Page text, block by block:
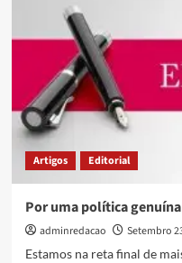
Artigos Editorial
Por uma política genuína
adminredacao Setembro
Estamos na reta final de